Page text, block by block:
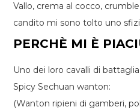
Vallo, crema al cocco,
candito mi sono tolto uno
PERCHÈ MI È
Uno dei loro cavalli di
Spicy Sechuan wanton:
(Wanton ripieni di gamberi,